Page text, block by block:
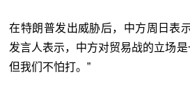
在特朗普发出威胁后，中方周日表
发言人表示，中方对贸易战的立场是
但我们不怕打。”